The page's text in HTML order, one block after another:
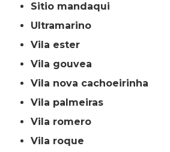
sitio mandaqui
ultramarino
vila ester
vila gouvea
vila nova cachoeirinha
vila palmeiras
vila romero
vila roque